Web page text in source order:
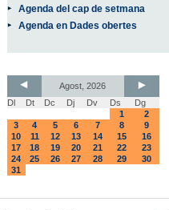
Agenda del cap de setmana
Agenda en Dades obertes
Agost, 2026
Dl
Dt Dc Dj Dv Ds
Dg
1
2
3
4 5 6 7 8
9
10
11 12 13 14 15
16
17
18 19 20 21 22
23
24
25 26 27 28 29
30
31